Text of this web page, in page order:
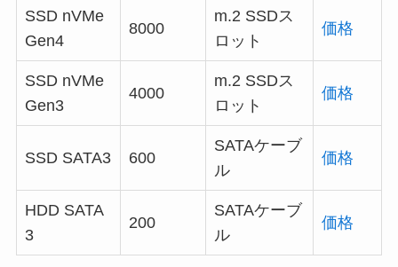
SSD nVMe
Gen4
8000
m.2 SSDス
ロット
価格
SSD nVMe
Gen3
4000
m.2 SSDス
ロット
価格
SSD SATA3 600
SATAケーブ
ル
価格
HDD SATA
3
200
SATAケーブ
ル
価格